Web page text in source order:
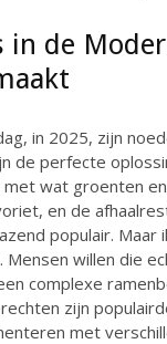
in de
in 2025, zijn
de perfecte
wat groenten
en de
populair. Maar
Mensen willen die
complexe
zijn
met